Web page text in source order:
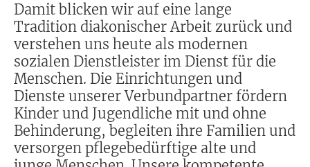
Damit blicken wir auf eine lange
Tradition diakonischer Arbeit zurück und
verstehen uns heute als modernen
sozialen Dienstleister im Dienst für die
Menschen. Die Einrichtungen und
Dienste unserer Verbundpartner fördern
Kinder und Jugendliche mit und ohne
Behinderung, begleiten ihre Familien und
versorgen pflegebedürftige alte und